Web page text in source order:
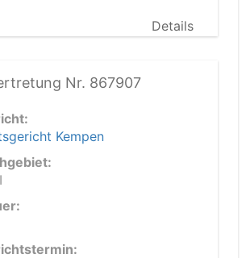
Details
Nr. 867907
Kempen